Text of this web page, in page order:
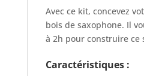
Avec ce kit, concevez
bois de saxophone. Il
à 2h pour construire ce
Caractéristiques :